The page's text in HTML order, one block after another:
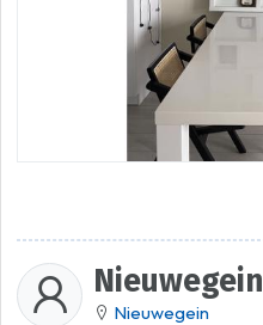
Nieuwegein
Nieuwegein